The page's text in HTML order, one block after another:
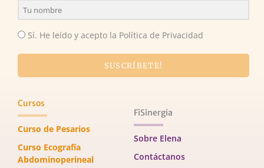
Sí. He leído y acepto la Política de Privacidad
SUSCRÍBETE!
Cursos
Curso de Pesarios
Curso Ecografía
Abdominoperineal
FiSinergia
Sobre Elena
Contáctanos